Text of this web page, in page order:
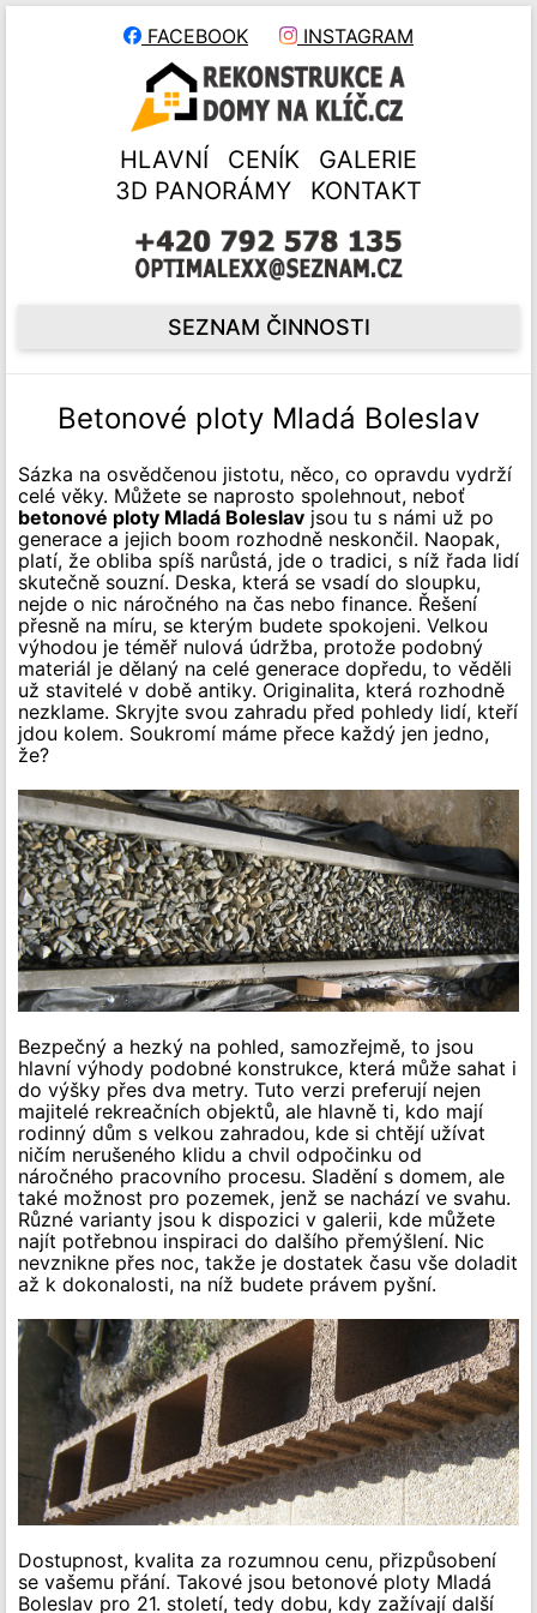
FACEBOOK INSTAGRAM
HLAVNÍ CENÍK
GALERIE
3D PANORÁMY
KONTAKT
SEZNAM ČINNOSTI
Betonové ploty Mladá Boleslav
Sázka na osvědčenou jistotu, něco, co opravdu vydrží
celé věky. Můžete se naprosto spolehnout, neboť
betonové ploty Mladá Boleslav jsou tu s námi už po
generace a jejich boom rozhodně neskončil. Naopak,
platí, že obliba spíš narůstá, jde o tradici, s níž řada lidí
skutečně souzní. Deska, která se vsadí do sloupku,
nejde o nic náročného na čas nebo finance. Řešení
přesně na míru, se kterým budete spokojeni. Velkou
výhodou je téměř nulová údržba, protože podobný
materiál je dělaný na celé generace dopředu, to věděli
už stavitelé v době antiky. Originalita, která rozhodně
nezklame. Skryjte svou zahradu před pohledy lidí, kteří
jdou kolem. Soukromí máme přece každý jen jedno,
že?
Bezpečný a hezký na pohled, samozřejmě, to jsou
hlavní výhody podobné konstrukce, která může sahat i
do výšky přes dva metry. Tuto verzi preferují nejen
majitelé rekreačních objektů, ale hlavně ti, kdo mají
rodinný dům s velkou zahradou, kde si chtějí užívat
ničím nerušeného klidu a chvil odpočinku od
náročného pracovního procesu. Sladění s domem, ale
také možnost pro pozemek, jenž se nachází ve svahu.
Různé varianty jsou k dispozici v galerii, kde můžete
najít potřebnou inspiraci do dalšího přemýšlení. Nic
nevznikne přes noc, takže je dostatek času vše doladit
až k dokonalosti, na níž budete právem pyšní.
Dostupnost, kvalita za rozumnou cenu, přizpůsobení
se vašemu přání. Takové jsou betonové ploty Mladá
Boleslav pro 21. století, tedy dobu, kdy zažívají další